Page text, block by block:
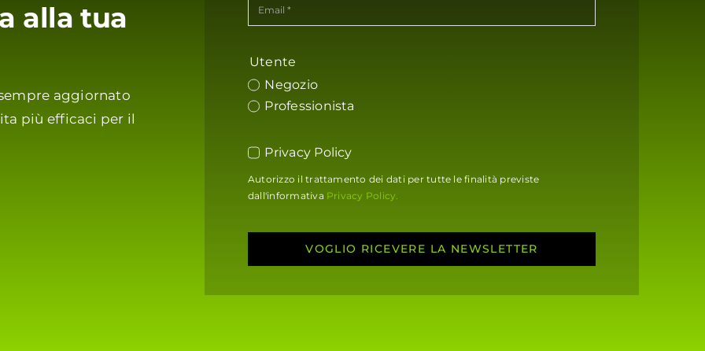
alla tua
aggiornato
più efficaci per il
Utente
Negozio
Professionista
Privacy Policy
Autorizzo il trattamento dei dati per tutte le finalità previste
dall'informativa Privacy Policy.
VOGLIO RICEVERE LA NEWSLETTER